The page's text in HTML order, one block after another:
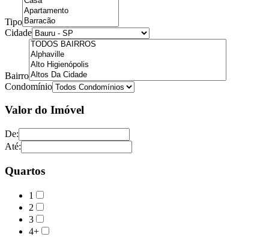
Tipo
Cidade
Bairro
Condomínio
Valor do Imóvel
De:
Até:
Quartos
1
2
3
4+